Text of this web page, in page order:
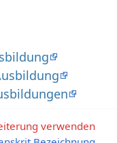
verwenden